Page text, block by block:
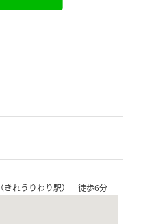
れうりわり駅） 徒歩6分